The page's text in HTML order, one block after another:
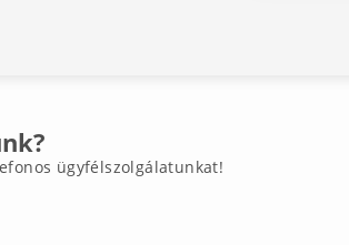
ügyfélszolgálatunkat!